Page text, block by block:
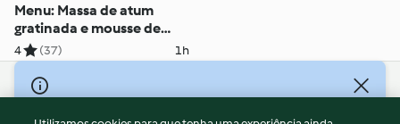
Menu: Massa de atum
gratinada e mousse de
amora
4 (37) 1h
© Copyright 2026